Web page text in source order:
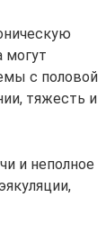
могут
с половой
тяжесть и
и неполное